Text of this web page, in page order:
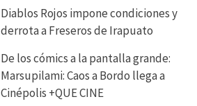
Diablos Rojos impone condiciones y
derrota a Freseros de Irapuato
De los cómics a la pantalla grande:
Marsupilami: Caos a Bordo llega a
Cinépolis +QUE CINE